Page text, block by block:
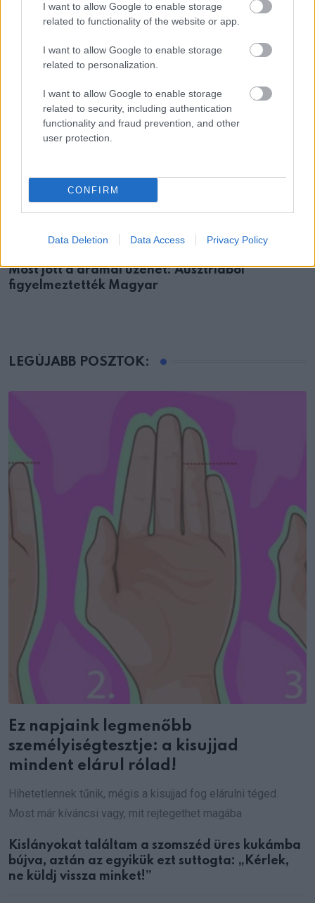
I want to allow Google to enable storage
related to functionality of the website or app.
I want to allow Google to enable storage
related to personalization.
I want to allow Google to enable storage
related to security, including authentication
functionality and fraud prevention, and other
user protection.
CONFIRM
Data Deletion Data Access Privacy Policy
EMBEREK
Most jött a drámai üzenet: Ausztriából
figyelmeztették Magyar
LEGÚJABB POSZTOK:
Ez napjaink legmenőbb
személyiségtesztje: a kisujjad
mindent elárul rólad!
Hihetetlennek tűnik, mégis a kisujjad fog elárulni téged.
Most már kíváncsi vagy, mit rejtegethet magába
Kislányokat találtam a szomszéd üres kukámba
bújva, aztán az egyikük ezt suttogta: „Kérlek,
ne küldj vissza minket!”